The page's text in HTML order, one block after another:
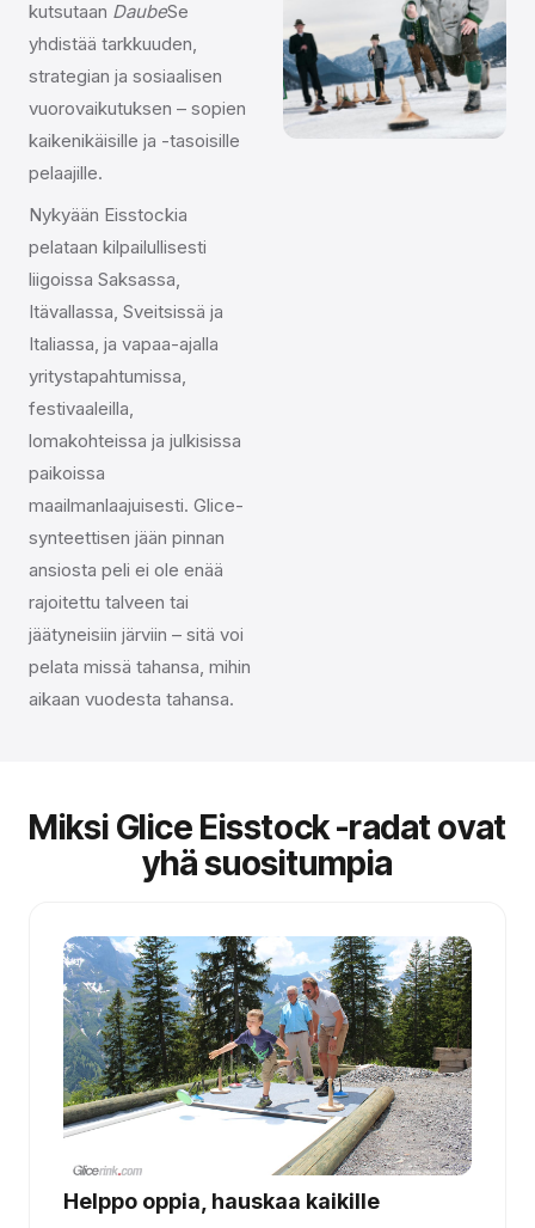
kutsutaan DaubeSe
yhdistää tarkkuuden,
strategian ja sosiaalisen
vuorovaikutuksen – sopien
kaikenikäisille ja -tasoisille
pelaajille.
Nykyään Eisstockia
pelataan kilpailullisesti
liigoissa Saksassa,
Itävallassa, Sveitsissä ja
Italiassa, ja vapaa-ajalla
yritystapahtumissa,
festivaaleilla,
lomakohteissa ja julkisissa
paikoissa
maailmanlaajuisesti. Glice-
synteettisen jään pinnan
ansiosta peli ei ole enää
rajoitettu talveen tai
jäätyneisiin järviin – sitä voi
pelata missä tahansa, mihin
aikaan vuodesta tahansa.
Miksi Glice Eisstock -radat ovat
yhä suositumpia
Helppo oppia, hauskaa kaikille